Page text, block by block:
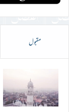
مقبول